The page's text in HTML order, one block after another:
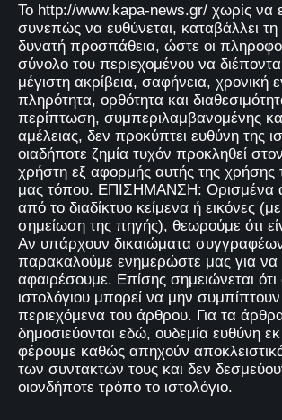
Το http://www.kapa-news.gr/ χωρίς να
συνεπώς να ευθύνεται, καταβάλλει τη
δυνατή προσπάθεια, ώστε οι
σύνολο του περιεχομένου να
μέγιστη ακρίβεια, σαφήνεια, χρονική
πληρότητα, ορθότητα και
περίπτωση, συμπεριλαμβανομένης
αμέλειας, δεν προκύπτει ευθύνη της
οιαδήποτε ζημία τυχόν προκληθεί
χρήστη εξ αφορμής αυτής της χρήσης
μας τόπου. ΕΠΙΣΗΜΑΝΣΗ: Ορισμένα
από το διαδίκτυο κείμενα ή εικόνες
σημείωση της πηγής), θεωρούμε ότι
Αν υπάρχουν δικαιώματα
παρακαλούμε ενημερώστε μας για να
αφαιρέσουμε. Επίσης σημειώνεται ότι
ιστολόγιου μπορεί να μην
περιεχόμενα του άρθρου. Για τα
δημοσιεύονται εδώ, ουδεμία ευθύνη
φέρουμε καθώς απηχούν
των συντακτών τους και δεν
οιονδήποτε τρόπο το ιστολόγιο.